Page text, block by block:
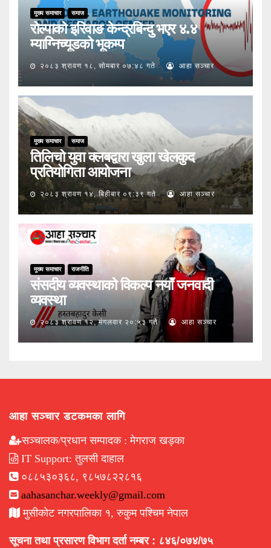
मुख्य समाचार समाज
रोल्पाको इरिवाङ केन्द्रबिन्दु भएर ४.४
म्याग्निच्यूडको भूकम्प
२०८३ श्रावण १८, सोमबार ०७:४८ गते आहा सञ्चार
मुख्य समाचार समाज
तिलिचो युवा क्लबद्वारा खुला खेलकुद
प्रतियोगिता आयोजना
२०८३ श्रावण १४, बिहीबार ०९:३९ गते आहा सञ्चार
मुख्य समाचार राजनीति
संसदीय व्यवस्थाको विकल्प नयाँ जनवादी
व्यवस्था
२०८३ श्रावण १२, मंगलवार २०:५३ गते आहा सञ्चार
आहा सञ्चार डटकमका लागि
सञ्चालक/प्रधान सम्पादक : मेगराज खड्का
IT Support: तुलसी दाहाल
०८८५३०३६८, ९८५७८२२८१६
aahasanchar.weekly@gmail.com
मुसीकोट नगरपालिका १, रुकुम पश्चिम नेपाल
सूचना तथा प्रसारण विभाग दर्ता नम्बर : ८४६/०७४/७५